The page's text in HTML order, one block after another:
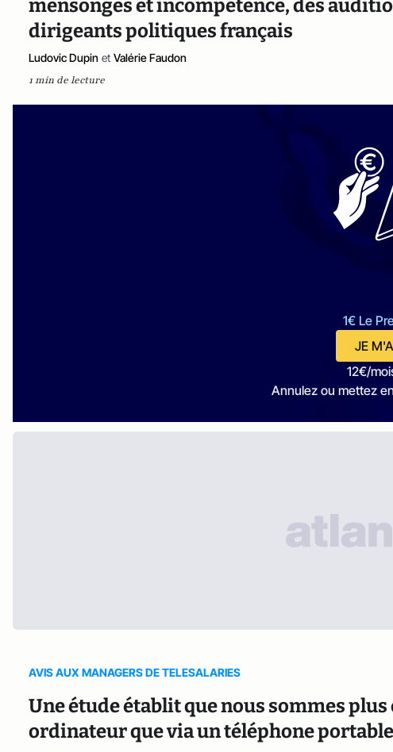
mensonges et incompétence, des
dirigeants politiques français
Ludovic Dupin et Valérie Faudon
1 min de lecture
1€ Le
JE
12€/
Annulez ou mettez
AVIS AUX MANAGERS DE TELESALARIES
Une étude établit que nous sommes
ordinateur que via un téléphone portable